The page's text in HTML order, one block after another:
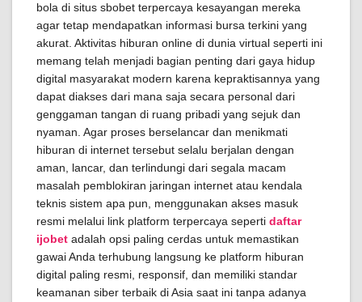
bola di situs sbobet terpercaya kesayangan mereka
agar tetap mendapatkan informasi bursa terkini yang
akurat. Aktivitas hiburan online di dunia virtual seperti ini
memang telah menjadi bagian penting dari gaya hidup
digital masyarakat modern karena kepraktisannya yang
dapat diakses dari mana saja secara personal dari
genggaman tangan di ruang pribadi yang sejuk dan
nyaman. Agar proses berselancar dan menikmati
hiburan di internet tersebut selalu berjalan dengan
aman, lancar, dan terlindungi dari segala macam
masalah pemblokiran jaringan internet atau kendala
teknis sistem apa pun, menggunakan akses masuk
resmi melalui link platform terpercaya seperti daftar
ijobet adalah opsi paling cerdas untuk memastikan
gawai Anda terhubung langsung ke platform hiburan
digital paling resmi, responsif, dan memiliki standar
keamanan siber terbaik di Asia saat ini tanpa adanya